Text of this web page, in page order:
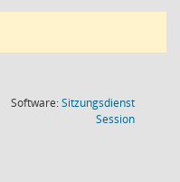
Software:Sitzungsdienst
Session(Wird in